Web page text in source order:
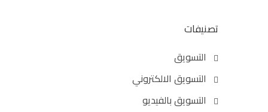
تصنيفات
التسويق
التسويق الالكتروني
التسويق بالفيديو